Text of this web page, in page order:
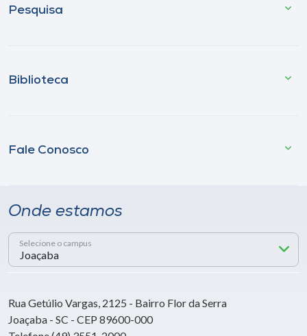
Pesquisa
Biblioteca
Fale Conosco
Onde estamos
Selecione o campus
Rua Getúlio Vargas, 2125 - Bairro Flor da Serra
Joaçaba - SC - CEP 89600-000